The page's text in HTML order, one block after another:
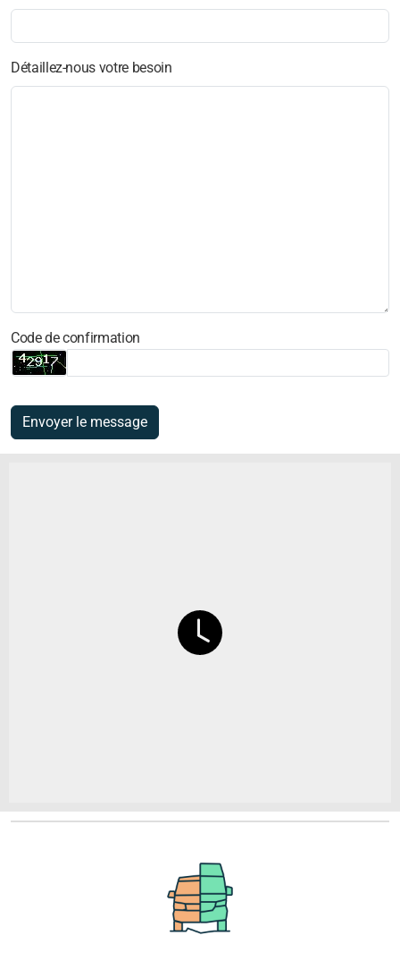
Détaillez-nous votre besoin
Code de confirmation
Envoyer le message